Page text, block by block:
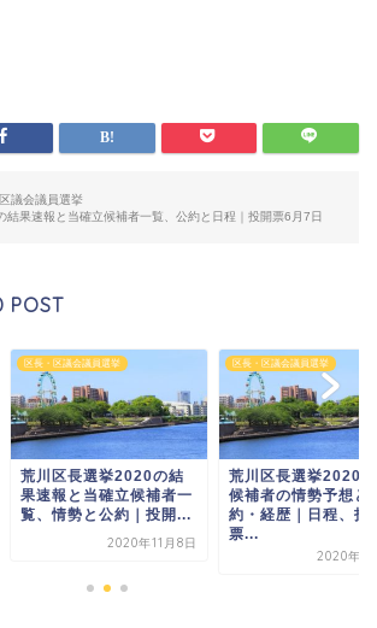
議会議員選挙
結果速報と当確立候補者一覧、公約と日程｜投開票6月7日
POST
区長・区議会議員選挙
荒川区長選挙2020の結
果速報と当確立候補者一
覧、情勢と公約｜投開...
2020年11月8日
区長・区議会議員選挙
荒川区長選挙2020
候補者の情勢予想と
約・経歴｜日程、投
票...
2020年11